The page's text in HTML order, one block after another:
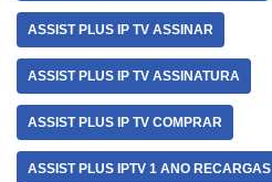
ASSIST PLUS IP TV ASSINAR
ASSIST PLUS IP TV ASSINATURA
ASSIST PLUS IP TV COMPRAR
ASSIST PLUS IPTV 1 ANO RECARGAS